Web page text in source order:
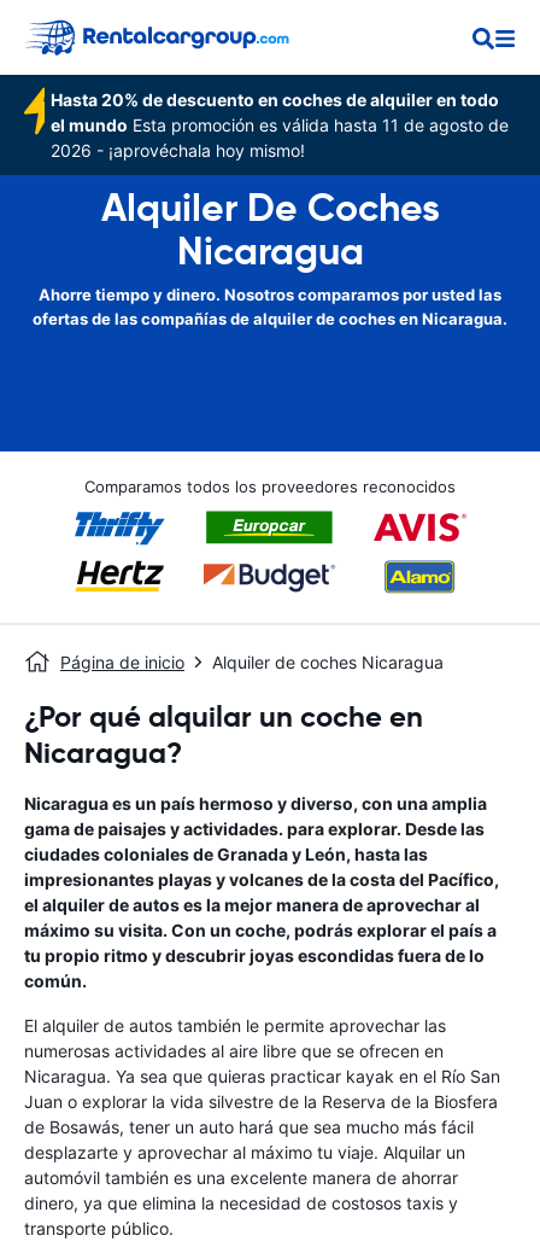
Hasta 20% de descuento en coches de alquiler en todo
el mundo Esta promoción es válida hasta 11 de agosto de
2026 - ¡aprovéchala hoy mismo!
Alquiler De Coches
Nicaragua
Ahorre tiempo y dinero. Nosotros comparamos por usted las
ofertas de las compañías de alquiler de coches en Nicaragua.
Comparamos todos los proveedores reconocidos
Página de inicio Alquiler de coches Nicaragua
¿Por qué alquilar un coche en
Nicaragua?
Nicaragua es un país hermoso y diverso, con una amplia
gama de paisajes y actividades. para explorar. Desde las
ciudades coloniales de Granada y León, hasta las
impresionantes playas y volcanes de la costa del Pacífico,
el alquiler de autos es la mejor manera de aprovechar al
máximo su visita. Con un coche, podrás explorar el país a
tu propio ritmo y descubrir joyas escondidas fuera de lo
común.
El alquiler de autos también le permite aprovechar las
numerosas actividades al aire libre que se ofrecen en
Nicaragua. Ya sea que quieras practicar kayak en el Río San
Juan o explorar la vida silvestre de la Reserva de la Biosfera
de Bosawás, tener un auto hará que sea mucho más fácil
desplazarte y aprovechar al máximo tu viaje. Alquilar un
automóvil también es una excelente manera de ahorrar
dinero, ya que elimina la necesidad de costosos taxis y
transporte público.